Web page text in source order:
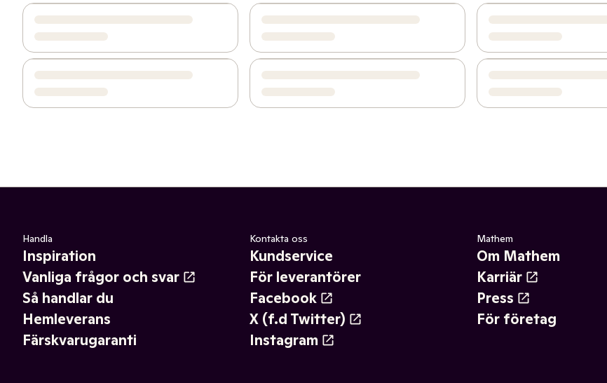
Handla
Inspiration
Vanliga frågor och svar
Så handlar du
Hemleverans
Färskvarugaranti
Kontakta oss
Kundservice
För leverantörer
Facebook
X (f.d Twitter)
Instagram
Mathem
Om Mathem
Karriär
Press
För företag